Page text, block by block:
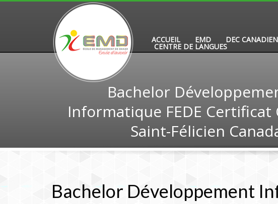
ACCUEIL EMD DEC
CENTRE DE LANGUES
Bachelor
Informatique FEDE Certificat
Saint-Félicien
Bachelor Développement